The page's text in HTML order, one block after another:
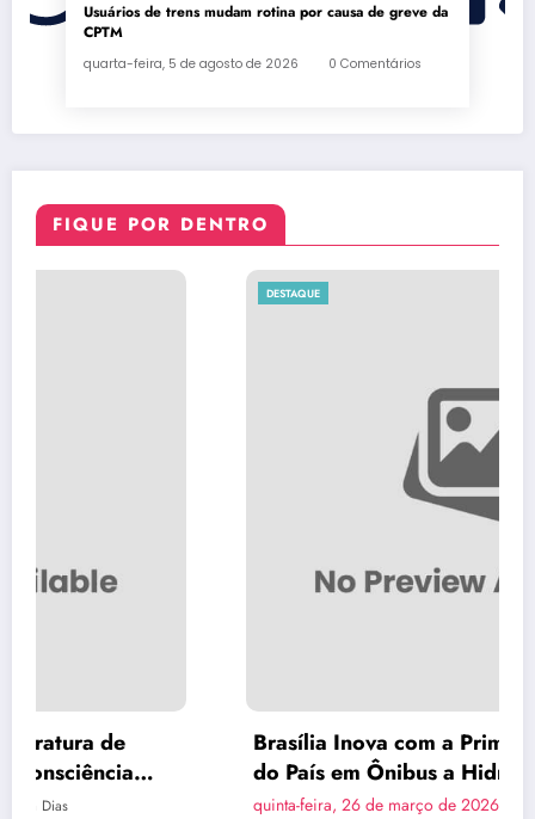
Usuários de trens mudam rotina por causa de greve da
CPTM
quarta-feira, 5 de agosto de 2026 0 Comentários
FIQUE POR DENTRO
Brasília Inova com a Primeira Rota Turística
do País em Ônibus a Hidrogênio Verde
quinta-feira, 26 de março de 2026 Naiara Dias